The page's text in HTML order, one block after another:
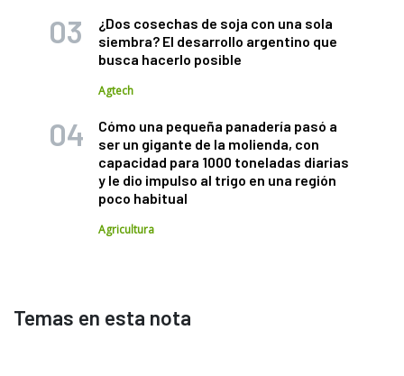
¿Dos cosechas de soja con una sola
siembra? El desarrollo argentino que
busca hacerlo posible
Agtech
Cómo una pequeña panadería pasó a
ser un gigante de la molienda, con
capacidad para 1000 toneladas diarias
y le dio impulso al trigo en una región
poco habitual
Agricultura
Temas en esta nota